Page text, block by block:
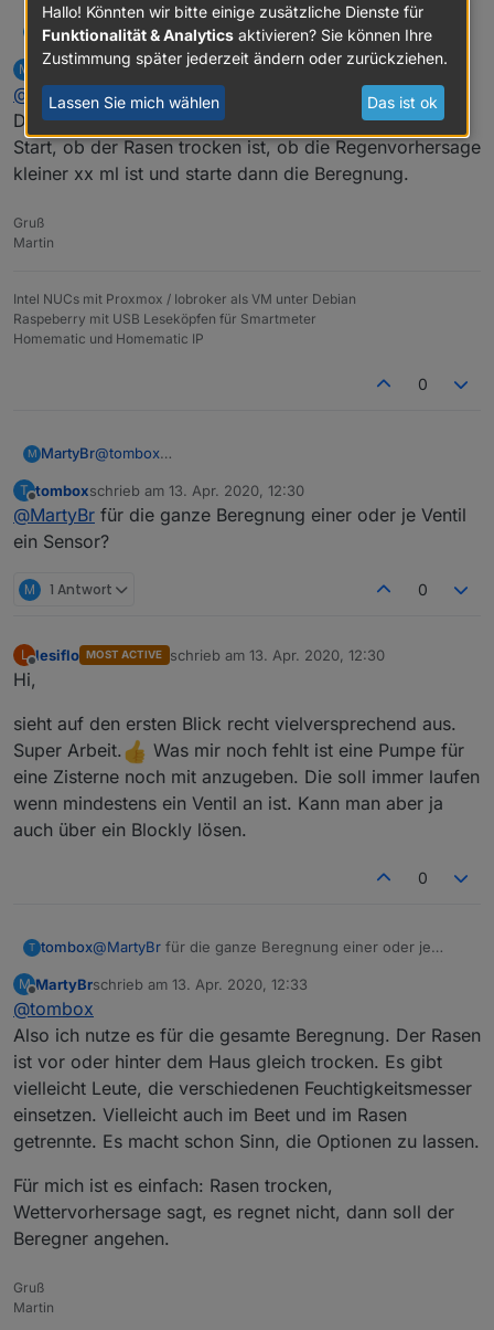
tombox@MartyBr an den feuchtigkeissensoren muss ich noch
arbeiten aber gut das manche nur true liefern.
sofort stoppen oder nur nicht starten.
M
Offline
MartyBrschrieb am13. Apr. 2020, 12:21
@
tombox
Die Sensoren sind extrem träge. Ich prüfevordem
Start, ob der Rasen trocken ist, ob die Regenvorhersage
kleiner xx ml ist und starte dann die Beregnung.
Gruß
Martin
Intel NUCs mit Proxmox / Iobroker als VM unter Debian
Raspeberry mit USB Leseköpfen für Smartmeter
Homematic und Homematic IP
0
M MartyBr@tombox
Start, ob der Rasen trocken ist, ob die
Regenvorhersage kleiner xx ml ist und starte dann die
Beregnung.
T
Offline
tomboxschrieb am 13. Apr. 2020, 12:30
zuletzt editiert von
@MartyBr für die ganze Beregnung einer oder je Ventil
ein Sensor?
M 1 Antwort 0
L lesiflo MOST ACTIVE schrieb am 13. Apr. 2020, 12:30
zuletzt editiert von
Hi,
sieht auf den ersten Blick recht vielversprechend aus.
Super Arbeit.
Was mir noch fehlt ist eine Pumpe für
eine Zisterne noch mit anzugeben. Die soll immer laufen
wenn mindestens ein Ventil an ist. Kann man aber ja
auch über ein Blockly lösen.
0
T tombox@MartyBr für die ganze Beregnung einer oder je
M
Offline
MartyBrschrieb am 13. Apr. 2020, 12:33
zuletzt editiert von
@tombox
Also ich nutze es für die gesamte Beregnung. Der Rasen
ist vor oder hinter dem Haus gleich trocken. Es gibt
vielleicht Leute, die verschiedenen Feuchtigkeitsmesser
einsetzen. Vielleicht auch im Beet und im Rasen
getrennte. Es macht schon Sinn, die Optionen zu lassen.
Für mich ist es einfach: Rasen trocken,
Wettervorhersage sagt, es regnet nicht, dann soll der
Beregner angehen.
Gruß
Martin
Hallo! Könnten wir bitte einige zusätzliche Dienste für
Funktionalität & Analytics aktivieren? Sie können Ihre
Zustimmung später jederzeit ändern oder zurückziehen.
Lassen Sie mich wählen Das ist ok